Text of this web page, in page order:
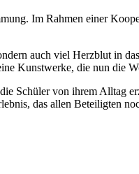
Im Rahmen einer
auch viel Herzblut in
Kunstwerke, die nun die
Schüler von ihrem Alltag
das allen Beteiligten